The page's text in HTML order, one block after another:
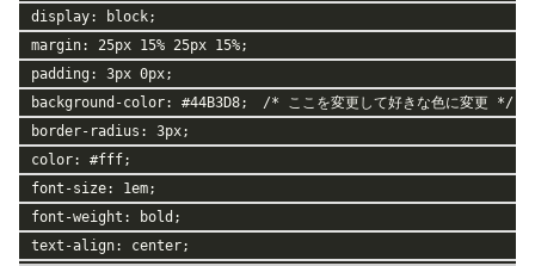
<h3 id="comments-title" class="h2 dfont"><?php
    <section class="commentlist">
      <?php
        wp_list_comments( array(
          'style'             => 'div',
          'short_ping'        => true,
          'avatar_size'       => 40,
          'callback'          => 'sng_comments',
display: block;
margin: 25px 15% 25px 15%;
padding: 3px 0px;
background-color: #44B3D8;　/* ここを変更して好きな色に変更 */
border-radius: 3px;
color: #fff;
font-size: 1em;
font-weight: bold;
text-align: center;